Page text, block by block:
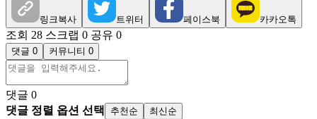
링크복사 트위터 페이스북 카카오톡
조회 28 스크랩 0 공유 0
댓글 0 커뮤니티 0
댓글 0
댓글 정렬 옵션 선택
추천순 최신순